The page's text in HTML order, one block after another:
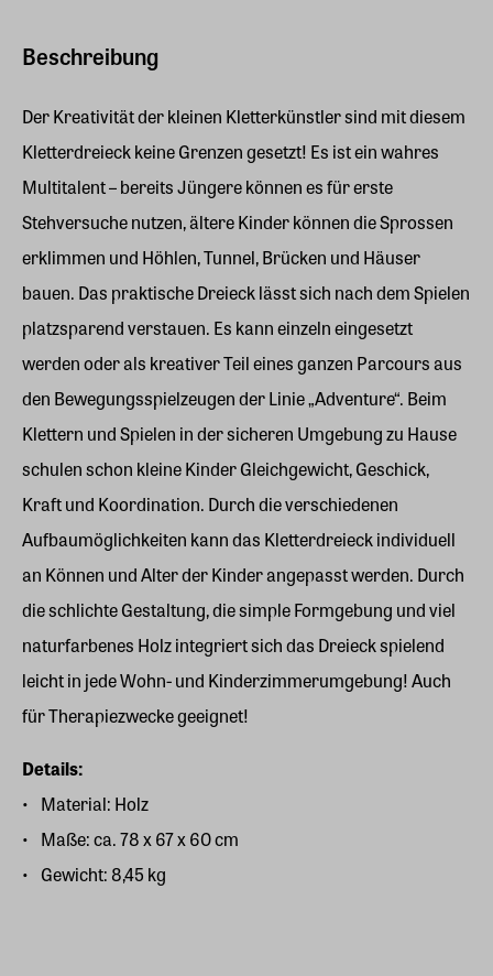
Beschreibung
Der Kreativität der kleinen Kletterkünstler sind mit diesem
Kletterdreieck keine Grenzen gesetzt! Es ist ein wahres
Multitalent – bereits Jüngere können es für erste
Stehversuche nutzen, ältere Kinder können die Sprossen
erklimmen und Höhlen, Tunnel, Brücken und Häuser
bauen. Das praktische Dreieck lässt sich nach dem Spielen
platzsparend verstauen. Es kann einzeln eingesetzt
werden oder als kreativer Teil eines ganzen Parcours aus
den Bewegungsspielzeugen der Linie „Adventure“. Beim
Klettern und Spielen in der sicheren Umgebung zu Hause
schulen schon kleine Kinder Gleichgewicht, Geschick,
Kraft und Koordination. Durch die verschiedenen
Aufbaumöglichkeiten kann das Kletterdreieck individuell
an Können und Alter der Kinder angepasst werden. Durch
die schlichte Gestaltung, die simple Formgebung und viel
naturfarbenes Holz integriert sich das Dreieck spielend
leicht in jede Wohn- und Kinderzimmerumgebung! Auch
für Therapiezwecke geeignet!
Details:
Material: Holz
Maße: ca. 78 x 67 x 60 cm
Gewicht: 8,45 kg